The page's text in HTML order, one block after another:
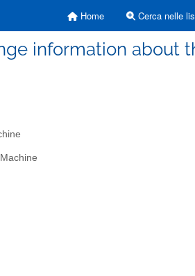
Home Cerca nelle
information about